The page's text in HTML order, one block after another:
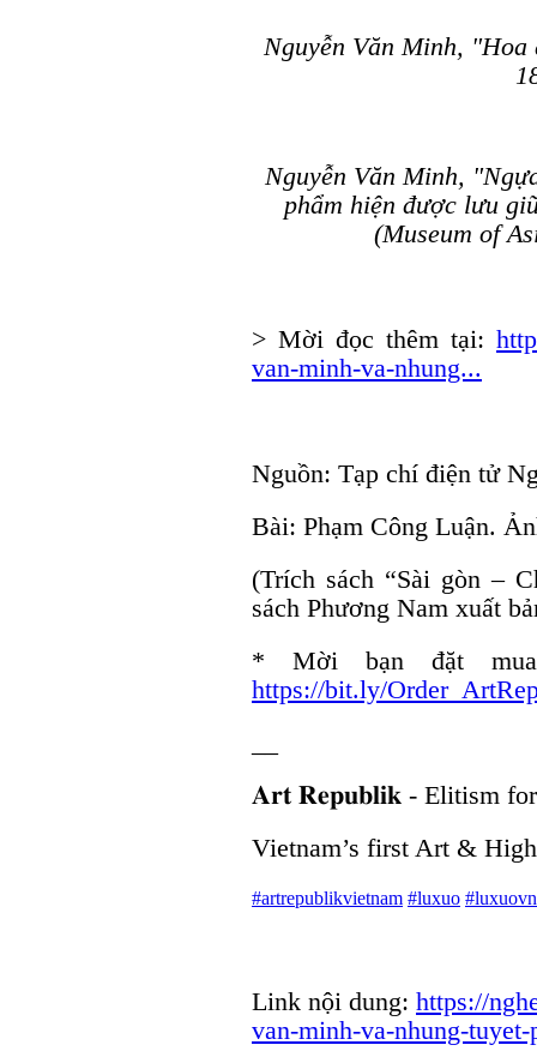
Nguyễn Văn Minh,
Nguyễn Văn Minh,
phẩm hiện được lưu
(Museum of
> Mời đọc thêm tại:
van-minh-va-nhung...
Nguồn: Tạp chí điện tử
Bài: Phạm Công Luận.
(Trích sách “Sài gòn –
sách Phương Nam xuất
* Mời bạn đặt
https://bit.ly/
𝐀𝐫𝐭 𝐑𝐞𝐩𝐮𝐛𝐥𝐢𝐤 - Elitism
Vietnam’s first Art &
#artrepublikvietnam #luxuo #luxuovn
Link nội dung: https://
van-minh-va-nhung-